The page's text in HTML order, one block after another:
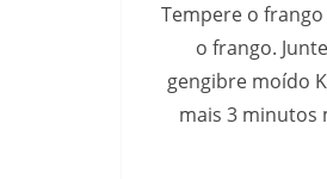
Tempere o
o frango.
gengibre moído
mais 3 minutos